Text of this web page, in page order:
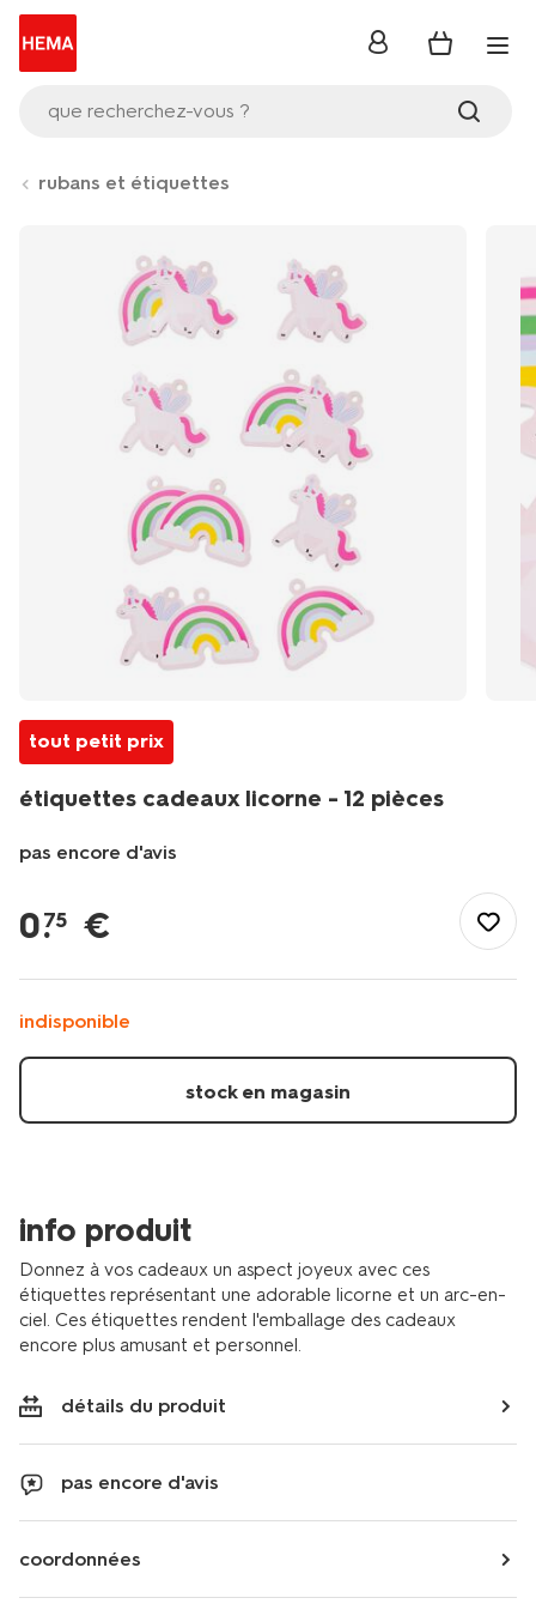
que recherchez-vous ?
se
rubans et étiquettes
tout petit prix
étiquettes cadeaux licorne - 12 pièces
pas encore d'avis
fr/fete-
idees-
cadeau/rubans-
etiquettes/etiquettes-
cadeaux-
licorne-
-12-
0.
75 €
indisponible
stock en magasin
info produit
Donnez à vos cadeaux un aspect joyeux avec ces
étiquettes représentant une adorable licorne et un arc-en-
ciel. Ces étiquettes rendent l'emballage des cadeaux
encore plus amusant et personnel.
détails du produit
pas encore d'avis
coordonnées